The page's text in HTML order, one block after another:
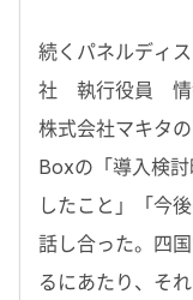
続くパネルディ
社 執行役員 情
株式会社マキタ
Boxの「導入検
したこと」「今
話し合った。四
るにあたり、そ